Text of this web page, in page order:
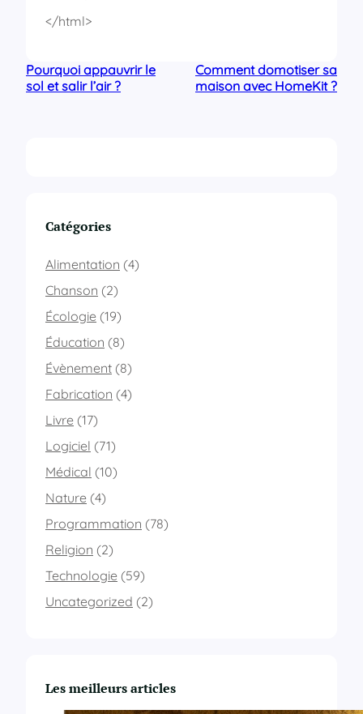
</html>
Pourquoi appauvrir le
sol et salir l’air ?
Comment domotiser sa
maison avec HomeKit ?
Catégories
Alimentation (4)
Chanson (2)
Écologie (19)
Éducation (8)
Évènement (8)
Fabrication (4)
Livre (17)
Logiciel (71)
Médical (10)
Nature (4)
Programmation (78)
Religion (2)
Technologie (59)
Uncategorized (2)
Les meilleurs articles